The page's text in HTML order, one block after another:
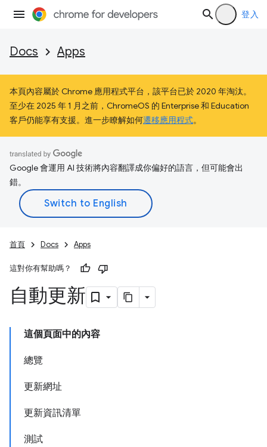
登入
Docs Apps
本頁內容屬於 Chrome 應用程式平台，該平台已於 2020 年淘汰。
至少在 2025 年 1 月之前，ChromeOS 的 Enterprise 和 Education
客戶仍能享有支援。進一步瞭解如何遷移應用程式。
Google 會運用 AI 技術將內容翻譯成你偏好的語言，但可能會出
錯。
首頁 Docs Apps
這對你有幫助嗎？
自動更新
這個頁面中的內容
總覽
更新網址
更新資訊清單
測試